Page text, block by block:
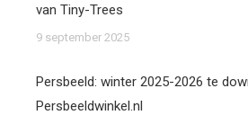
van Tiny-Trees
9 september 2025
Persbeeld: winter 2025-2026 te
Persbeeldwinkel.nl